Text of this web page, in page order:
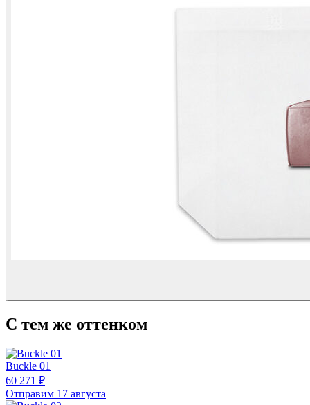
С тем же оттенком
Buckle 01
60 271 ₽
Отправим 17 августа